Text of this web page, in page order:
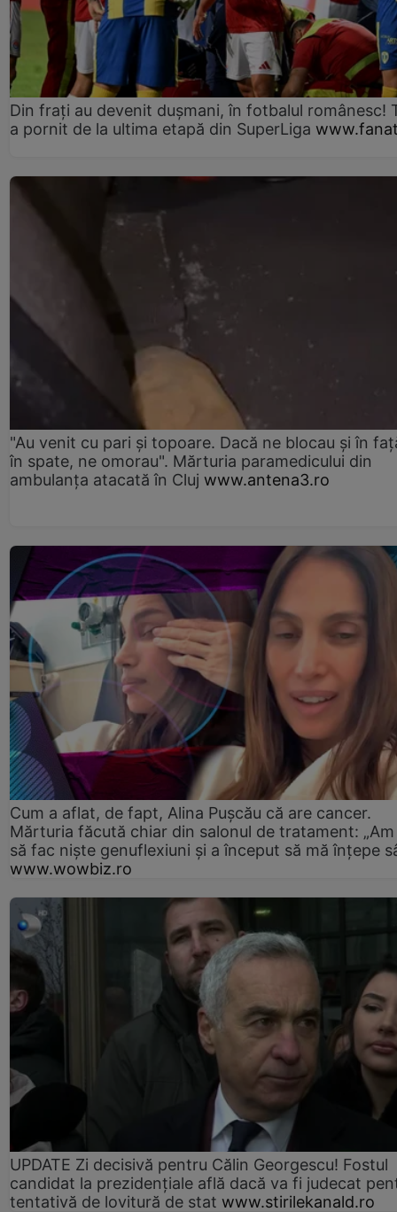
Din frați au devenit dușmani, în fotbalul românesc!
a pornit de la ultima etapă din SuperLiga
"Au venit cu pari și topoare. Dacă ne blocau şi în
în spate, ne omorau". Mărturia paramedicului din
ambulanţa atacată în Cluj www.antena3.ro
Cum a aflat, de fapt, Alina Pușcău că are cancer.
Mărturia făcută chiar din salonul de tratament:
să fac niște genuflexiuni și a început să mă înțepe
www.wowbiz.ro
UPDATE Zi decisivă pentru Călin Georgescu! Fostul
candidat la prezidențiale află dacă va fi judecat
tentativă de lovitură de stat www.stirilekanald.ro